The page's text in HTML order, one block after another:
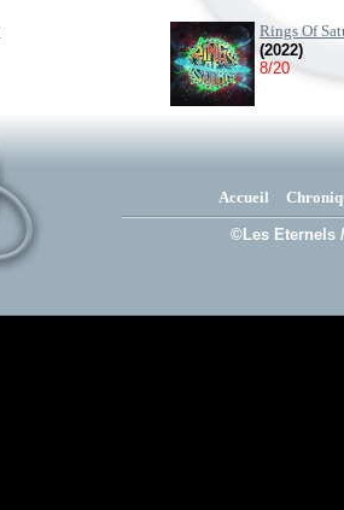
Rings Of
(2022)
8/20
Accueil
©Les Eternels